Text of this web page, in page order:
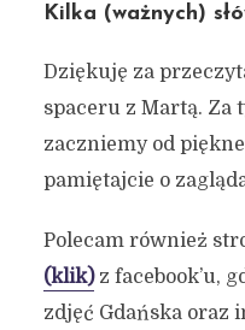
Kilka (ważnych)
Dziękuję za
spaceru z Martą. Za
zaczniemy od
pamiętajcie o
Polecam również
(klik)z facebook’u,
zdjęć Gdańska oraz